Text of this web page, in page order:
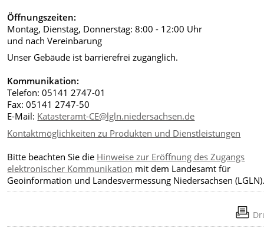
Öffnungszeiten:
Montag, Dienstag, Donnerstag: 8:00 - 12:00 Uhr
und nach Vereinbarung
Unser Gebäude ist barrierefrei zugänglich.
Kommunikation:
Telefon: 05141 2747-01
Fax: 05141 2747-50
E-Mail: Katasteramt-CE@lgln.niedersachsen.de
Kontaktmöglichkeiten zu Produkten und Dienstleistungen
Bitte beachten Sie die Hinweise zur Eröffnung des Zugangs
elektronischer Kommunikation mit dem Landesamt für
Geoinformation und Landesvermessung Niedersachsen